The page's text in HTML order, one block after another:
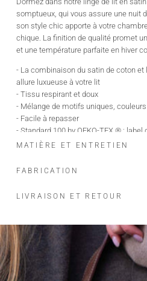
somptueux, qui vous assure une nuit
son style chic apporte à votre
chique. La finition de qualité promet
et une température parfaite en hiver
- La combinaison du satin de coton
allure luxueuse à votre lit
- Tissu respirant et doux
- Mélange de motifs uniques,
- Facile à repasser
- Standard 100 by OEKO-TEX ® : label
substance, susceptible de causer un
MATIÈRE ET ENTRETIEN
FABRICATION
LIVRAISON ET RETOUR